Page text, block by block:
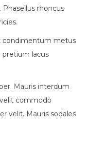
rhoncus
condimentum metus
pretium lacus
Mauris interdum
commodo
velit. Mauris sodales